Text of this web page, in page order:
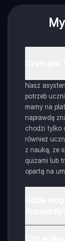
Nasz
potrzeb
mamy na
naprawdę
chodzi tylko
również
z nauką, ze
quizami lub
opartą na